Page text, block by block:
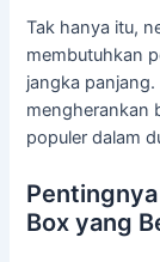
Tak hanya itu,
membutuhkan
jangka
mengherankan
populer dalam
Box yang